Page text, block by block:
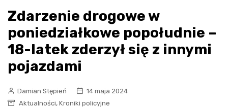
Zdarzenie drogowe w
poniedziałkowe popołudnie –
18-latek zderzył się z innymi
pojazdami
Damian Stępień
14 maja 2024
Aktualności, Kroniki policyjne